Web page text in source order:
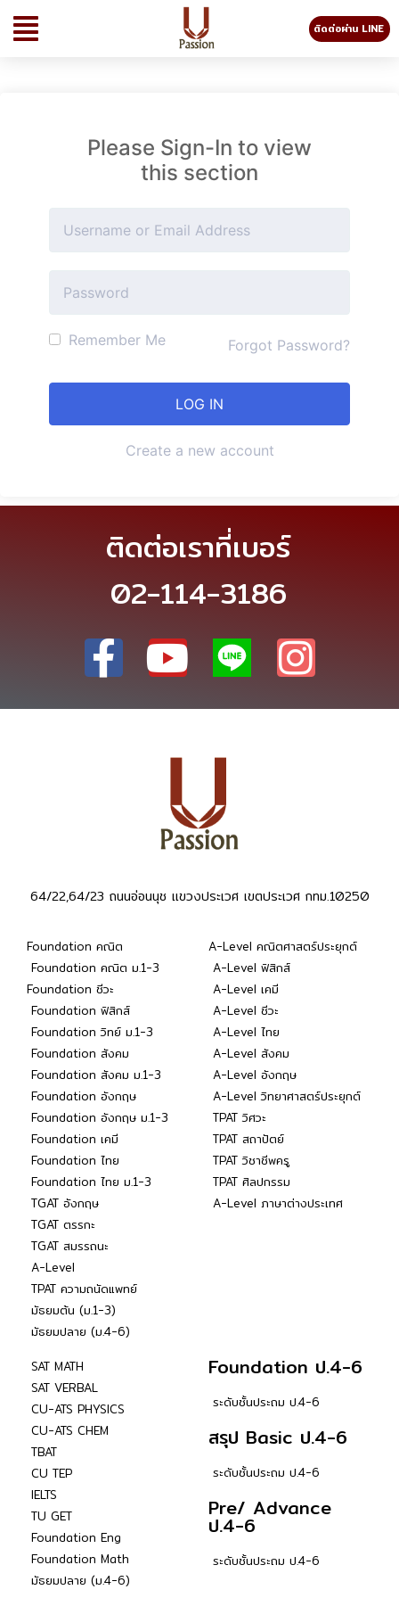
ติดต่อผ่าน LINE
Please Sign-In to view
this section
Remember Me Forgot Password?
Create a new account
ติดต่อเราที่เบอร์
02-114-3186
64/22,64/23 ถนนอ่อนนุช แขวงประเวศ เขตประเวศ กทม.10250
Foundation คณิต
Foundation คณิต ม.1-3
Foundation ชีวะ
Foundation ฟิสิกส์
Foundation วิทย์ ม.1-3
Foundation สังคม
Foundation สังคม ม.1-3
Foundation อังกฤษ
Foundation อังกฤษ ม.1-3
Foundation เคมี
Foundation ไทย
Foundation ไทย ม.1-3
TGAT อังกฤษ
TGAT ตรรกะ
TGAT สมรรถนะ
A-Level
TPAT ความถนัดแพทย์
มัธยมต้น (ม.1-3)
มัธยมปลาย (ม.4-6)
A-Level คณิตศาสตร์ประยุกต์
A-Level ฟิสิกส์
A-Level เคมี
A-Level ชีวะ
A-Level ไทย
A-Level สังคม
A-Level อังกฤษ
A-Level วิทยาศาสตร์ประยุกต์
TPAT วิศวะ
TPAT สถาปัตย์
TPAT วิชาชีพครู
TPAT ศิลปกรรม
A-Level ภาษาต่างประเทศ
SAT MATH
SAT VERBAL
CU-ATS PHYSICS
CU-ATS CHEM
TBAT
CU TEP
IELTS
TU GET
Foundation Eng
Foundation Math
มัธยมปลาย (ม.4-6)
Foundation ป.4-6
ระดับชั้นประถม ป.4-6
สรุป Basic ป.4-6
ระดับชั้นประถม ป.4-6
Pre/ Advance
ป.4-6
ระดับชั้นประถม ป.4-6